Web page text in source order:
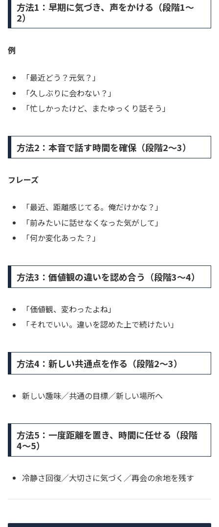
方法1：早期に気づき、声をかける（段階1〜
2）
例
「最近どう？元気？」
「久しぶりに会わない？」
「忙しかったけど、またゆっくり話そう」
方法2：本音で話す時間を確保（段階2〜3）
フレーズ
「最近、距離感じてる。俺だけかな？」
「前みたいに話せなくなった気がして」
「何か変化あった？」
方法3：価値観の違いを認め合う（段階3〜4）
「価値観、変わったよね」
「それでいい。違いを認めた上で続けたい」
方法4：新しい共通点を作る（段階2〜3）
新しい趣味／共通の目標／新しい場所へ
方法5：一度距離を置き、時間に任せる（段階
4〜5）
冷静さ回復／大切さに気づく／再会の余地を残す